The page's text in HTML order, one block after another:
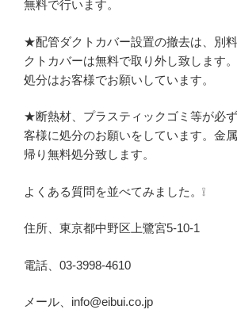
無料で行います。
★配管ダクトカバー設置の撤去は、別
クトカバーは無料で取り外し致します
処分はお客様でお願いしています。
★断熱材、プラスティックゴミ等が必
客様に処分のお願いをしています。金
帰り無料処分致します。
よくある質問を並べてみました。❕
住所、東京都中野区上鷺宮5-10-1
電話、03-3998-4610
メール、info@eibui.co.jp